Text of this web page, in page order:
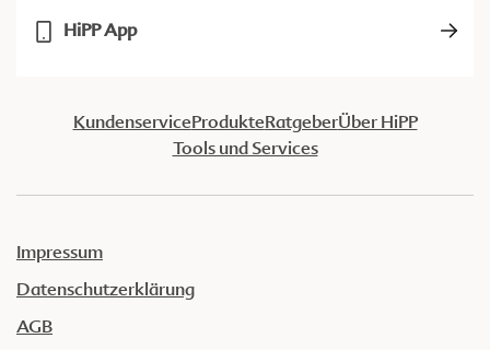
HiPP App
KundenserviceProdukteRatgeberÜber HiPP
Tools und Services
Impressum
Datenschutzerklärung
AGB